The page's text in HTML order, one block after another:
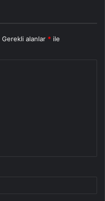
Gerekli alanlar * ile